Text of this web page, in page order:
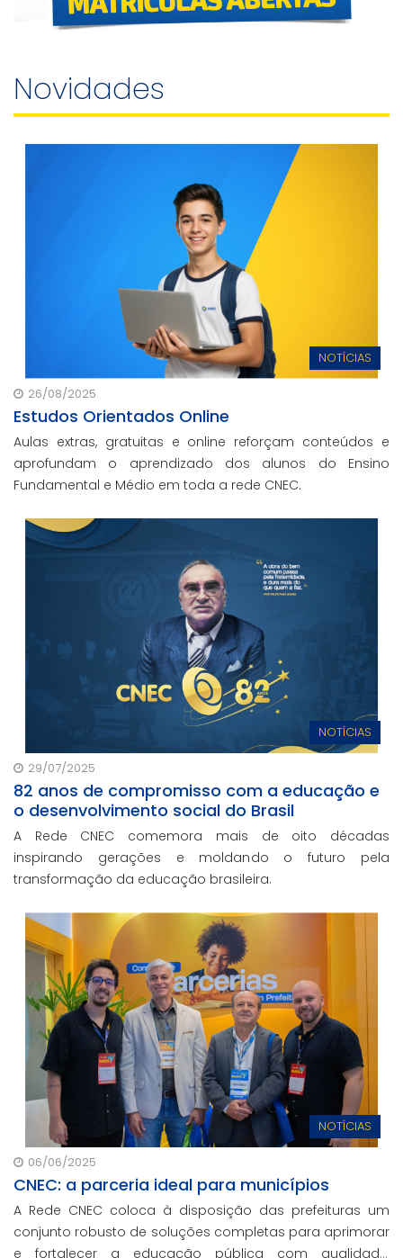
Novidades
NOTÍCIAS
26/08/2025
Estudos Orientados Online
Aulas extras, gratuitas e online reforçam conteúdos e
aprofundam o aprendizado dos alunos do Ensino
Fundamental e Médio em toda a rede CNEC.
NOTÍCIAS
29/07/2025
82 anos de compromisso com a educação e
o desenvolvimento social do Brasil
A Rede CNEC comemora mais de oito décadas
inspirando gerações e moldando o futuro pela
transformação da educação brasileira.
NOTÍCIAS
06/06/2025
CNEC: a parceria ideal para municípios
A Rede CNEC coloca à disposição das prefeituras um
conjunto robusto de soluções completas para aprimorar
e fortalecer a educação pública com qualidade,